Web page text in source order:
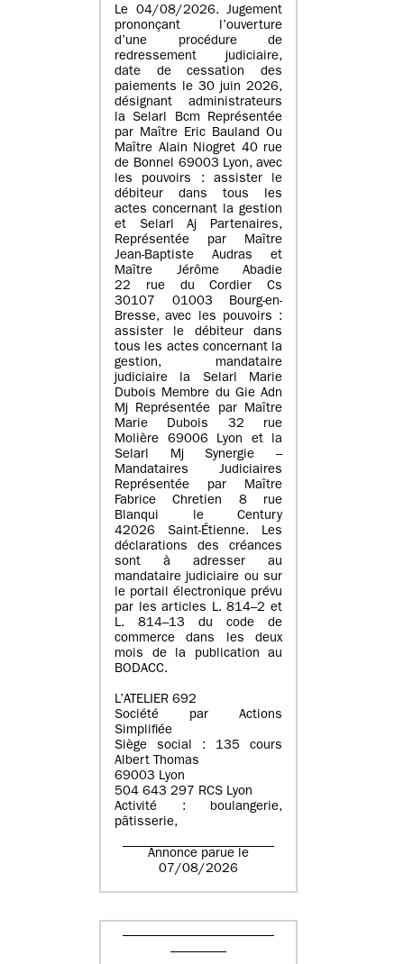
Le 04/08/2026. Jugement
prononçant l’ouverture
d’une procédure de
redressement judiciaire,
date de cessation des
paiements le 30 juin 2026,
désignant administrateurs
la Selarl Bcm Représentée
par Maître Eric Bauland Ou
Maître Alain Niogret 40 rue
de Bonnel 69003 Lyon, avec
les pouvoirs : assister le
débiteur dans tous les
actes concernant la gestion
et Selarl Aj Partenaires,
Représentée par Maître
Jean-Baptiste Audras et
Maître Jérôme Abadie
22 rue du Cordier Cs
30107 01003 Bourg-en-
Bresse, avec les pouvoirs :
assister le débiteur dans
tous les actes concernant la
gestion, mandataire
judiciaire la Selarl Marie
Dubois Membre du Gie Adn
Mj Représentée par Maître
Marie Dubois 32 rue
Molière 69006 Lyon et la
Selarl Mj Synergie –
Mandataires Judiciaires
Représentée par Maître
Fabrice Chretien 8 rue
Blanqui le Century
42026 Saint-Étienne. Les
déclarations des créances
sont à adresser au
mandataire judiciaire ou sur
le portail électronique prévu
par les articles L. 814–2 et
L. 814–13 du code de
commerce dans les deux
mois de la publication au
BODACC.
L’ATELIER 692
Société par Actions
Simplifiée
Siège social : 135 cours
Albert Thomas
69003 Lyon
504 643 297 RCS Lyon
Activité : boulangerie,
pâtisserie,
Annonce parue le
07/08/2026